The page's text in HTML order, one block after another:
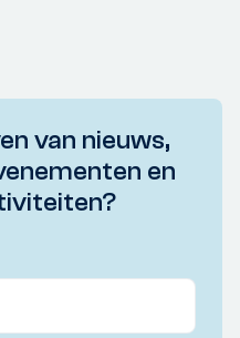
van nieuws,
en